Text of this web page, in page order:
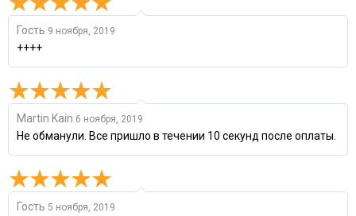
Гость 9 ноября, 2019
++++
Martin Kain 6 ноября, 2019
Не обманули. Все пришло в течении 10 секунд после оплаты.
Гость 5 ноября, 2019